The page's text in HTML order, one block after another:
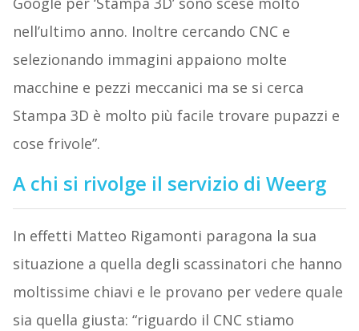
nell’ultimo anno. Inoltre cercando CNC e
selezionando immagini appaiono molte
macchine e pezzi meccanici ma se si cerca
Stampa 3D è molto più facile trovare pupazzi e
cose frivole”.
A chi si rivolge il servizio di Weerg
In effetti Matteo Rigamonti paragona la sua
situazione a quella degli scassinatori che hanno
moltissime chiavi e le provano per vedere quale
sia quella giusta: “riguardo il CNC stiamo